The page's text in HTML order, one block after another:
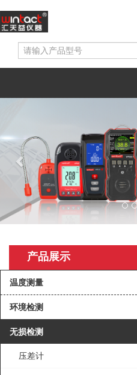
产品展示
温度测量
环境检测
无损检测
压差计